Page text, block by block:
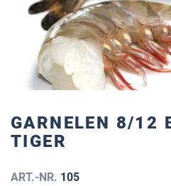
GARNELEN 8/12
TIGER
ART.-NR. 105